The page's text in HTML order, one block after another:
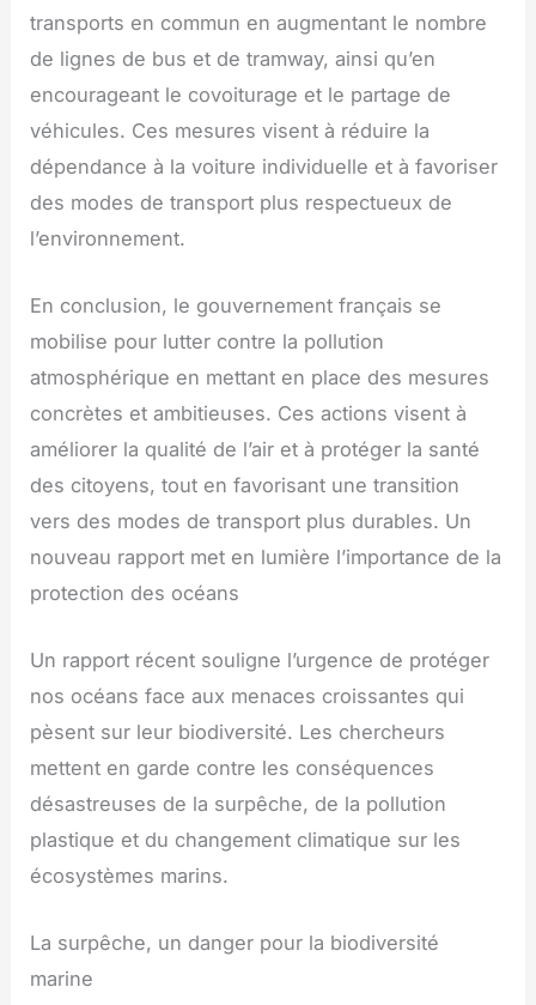
transports en commun en augmentant le nombre
de lignes de bus et de tramway, ainsi qu’en
encourageant le covoiturage et le partage de
véhicules. Ces mesures visent à réduire la
dépendance à la voiture individuelle et à favoriser
des modes de transport plus respectueux de
l’environnement.
En conclusion, le gouvernement français se
mobilise pour lutter contre la pollution
atmosphérique en mettant en place des mesures
concrètes et ambitieuses. Ces actions visent à
améliorer la qualité de l’air et à protéger la santé
des citoyens, tout en favorisant une transition
vers des modes de transport plus durables. Un
nouveau rapport met en lumière l’importance de la
protection des océans
Un rapport récent souligne l’urgence de protéger
nos océans face aux menaces croissantes qui
pèsent sur leur biodiversité. Les chercheurs
mettent en garde contre les conséquences
désastreuses de la surpêche, de la pollution
plastique et du changement climatique sur les
écosystèmes marins.
La surpêche, un danger pour la biodiversité
marine